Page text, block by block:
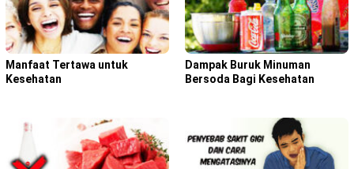
Manfaat Tertawa untuk
Kesehatan
Dampak Buruk Minuman
Bersoda Bagi Kesehatan